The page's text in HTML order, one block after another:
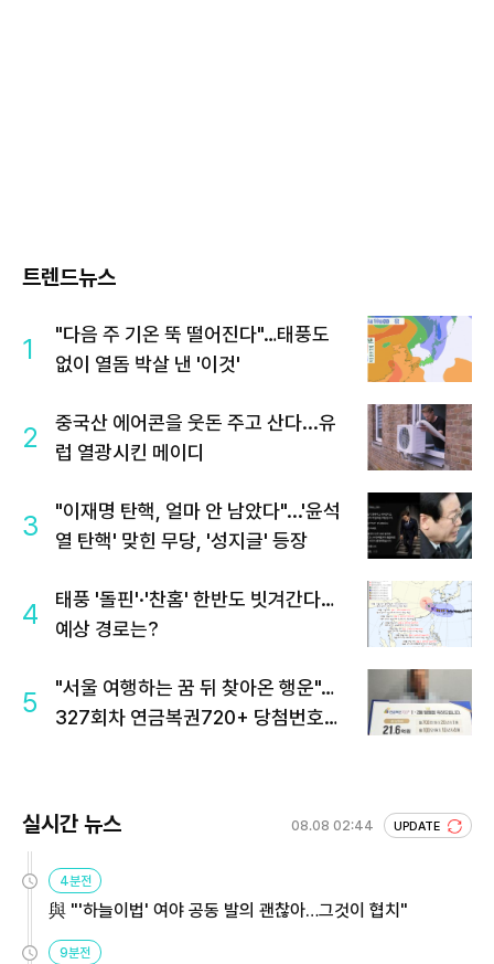
트렌드뉴스
1
"다음 주 기온 뚝 떨어진다"…태풍도
없이 열돔 박살 낸 '이것'
2
중국산 에어콘을 웃돈 주고 산다...유
럽 열광시킨 메이디
3
"이재명 탄핵, 얼마 안 남았다"...'윤석
열 탄핵' 맞힌 무당, '성지글' 등장
4
태풍 '돌핀'·'찬홈' 한반도 빗겨간다…
예상 경로는?
5
"서울 여행하는 꿈 뒤 찾아온 행운"…
327회차 연금복권720+ 당첨번호조
실시간 뉴스 08.08 02:44 UPDATE
4분전
與 "'하늘이법' 여야 공동 발의 괜찮아…그것이 협치"
9분전